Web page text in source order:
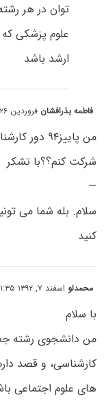
توان در هر
علوم پزشکی
ارشد باشد
فاطمه بذرافشان فروردین ۲۶, ۱۳۹۳ at ۸:۵۵ ق٫ظ
من پاییز۹۴
شرکت کنم؟؟با تشکر
—
سلام. بله شما می
کنید
محمدلو اسفند ۷, ۱۳۹۲ at ۱۱:۳۵ ق٫ظ
با سلام
من دانشجوی رشته
کارشناسی، و قصد
های علوم اجتماعی